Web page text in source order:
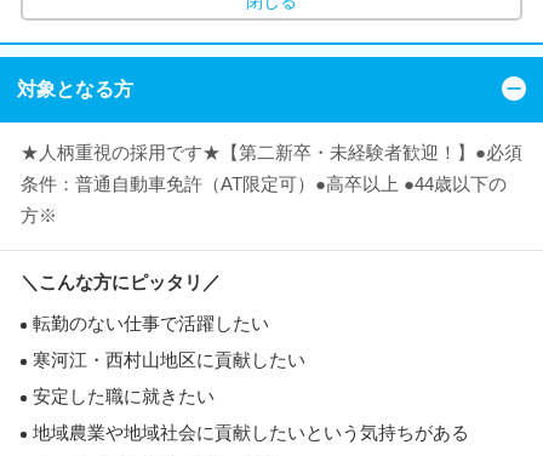
対象となる方
★人柄重視の採用です★【第二新卒・未経験者歓迎！】●必須
条件：普通自動車免許（AT限定可）●高卒以上 ●44歳以下の
方※
＼こんな方にピッタリ／
転勤のない仕事で活躍したい
寒河江・西村山地区に貢献したい
安定した職に就きたい
地域農業や地域社会に貢献したいという気持ちがある